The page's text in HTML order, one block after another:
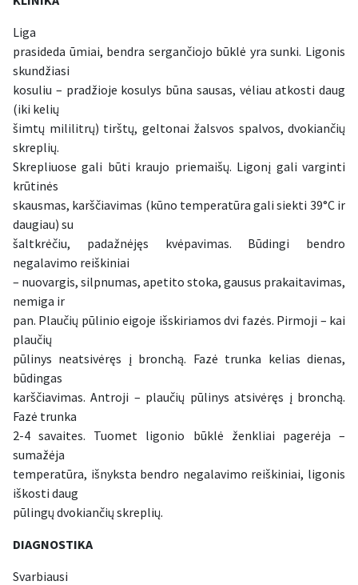
Liga
prasideda ūmiai, bendra sergančiojo būklė yra sunki. Ligonis
skundžiasi
kosuliu – pradžioje kosulys būna sausas, vėliau atkosti daug
(iki kelių
šimtų mililitrų) tirštų, geltonai žalsvos spalvos, dvokiančių
skreplių.
Skrepliuose gali būti kraujo priemaišų. Ligonį gali varginti
krūtinės
skausmas, karščiavimas (kūno temperatūra gali siekti 39°C ir
daugiau) su
šaltkrėčiu, padažnėjęs kvėpavimas. Būdingi bendro
negalavimo reiškiniai
– nuovargis, silpnumas, apetito stoka, gausus prakaitavimas,
nemiga ir
pan. Plaučių pūlinio eigoje išskiriamos dvi fazės. Pirmoji – kai
plaučių
pūlinys neatsivėręs į bronchą. Fazė trunka kelias dienas,
būdingas
karščiavimas. Antroji – plaučių pūlinys atsivėręs į bronchą.
Fazė trunka
2-4 savaites. Tuomet ligonio būklė ženkliai pagerėja –
sumažėja
temperatūra, išnyksta bendro negalavimo reiškiniai, ligonis
iškosti daug
pūlingų dvokiančių skreplių.
DIAGNOSTIKA
Svarbiausi